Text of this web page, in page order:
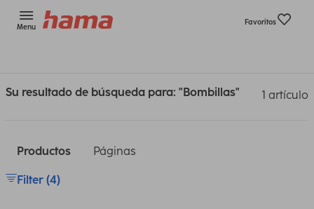
Menu
Favoritos
Su resultado de búsqueda para: "Bombillas" 1 artículo
Productos Páginas
Filter (4)